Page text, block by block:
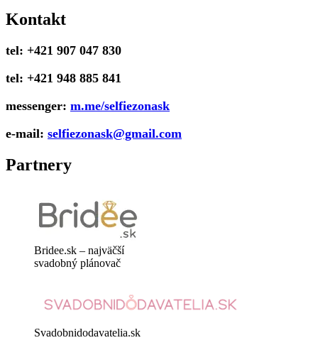
Kontakt
tel: +421 907 047 830
tel: +421 948 885 841
messenger: m.me/selfiezonask
e-mail: selfiezonask@gmail.com
Partnery
Bridee.sk – najväčší
svadobný plánovač
Svadobnidodavatelia.sk